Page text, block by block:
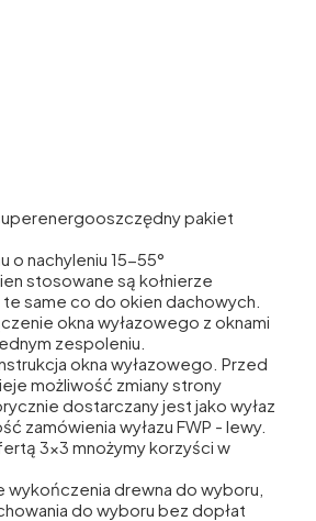
pakiet
o nachyleniu 15-55°
stosowane są kołnierze
same co do okien dachowych.
okna wyłazowego z oknami
zespoleniu.
okna wyłazowego. Przed
możliwość zmiany strony
dostarczany jest jako wyłaz
zamówienia wyłazu FWP - lewy.
3x3 mnożymy korzyści w
wykończenia drewna do wyboru,
do wyboru bez dopłat